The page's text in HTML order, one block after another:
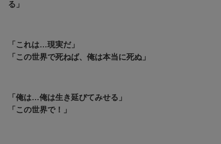
る」
「これは…現実だ」
「この世界で死ねば、俺は本当に死ぬ」
「俺は…俺は生き延びてみせる」
「この世界で！」